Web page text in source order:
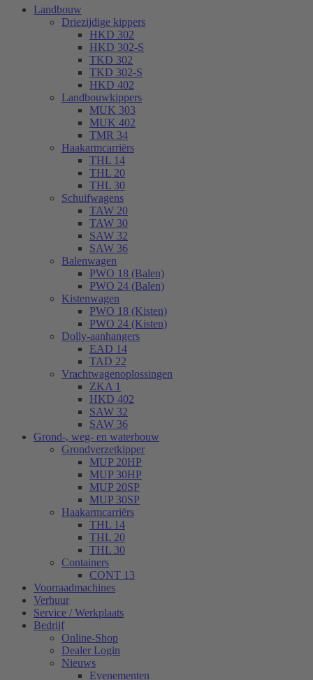
Landbouw
Driezijdige kippers
HKD 302
HKD 302-S
TKD 302
TKD 302-S
HKD 402
Landbouwkippers
MUK 303
MUK 402
TMR 34
Haakarmcarriërs
THL 14
THL 20
THL 30
Schuifwagens
TAW 20
TAW 30
SAW 32
SAW 36
Balenwagen
PWO 18 (Balen)
PWO 24 (Balen)
Kistenwagen
PWO 18 (Kisten)
PWO 24 (Kisten)
Dolly-aanhangers
EAD 14
TAD 22
Vrachtwagenoplossingen
ZKA 1
HKD 402
SAW 32
SAW 36
Grond-, weg- en waterbouw
Grondverzetkipper
MUP 20HP
MUP 30HP
MUP 20SP
MUP 30SP
Haakarmcarriërs
THL 14
THL 20
THL 30
Containers
CONT 13
Voorraadmachines
Verhuur
Service / Werkplaats
Bedrijf
Online-Shop
Dealer Login
Nieuws
Evenementen